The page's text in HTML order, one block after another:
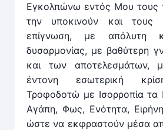
Εγκολπώνω εντός Μου τους
την υποκινούν και τους
επίγνωση, με απόλυτη
δυσαρμονίας, με βαθύτερη
και των αποτελεσμάτων,
έντονη εσωτερική
Τροφοδοτώ με Ισορροπία τα
Αγάπη, Φως, Ενότητα,
ώστε να εκφραστούν μέσα